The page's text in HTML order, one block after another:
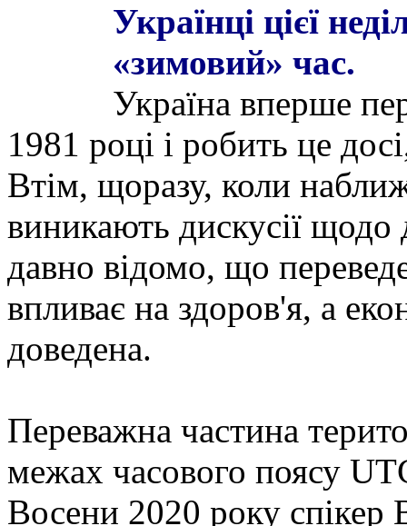
Українці цієї
«зимовий» час.
Україна вперше
1981 році і робить це
Втім, щоразу, коли
виникають дискусії щодо
давно відомо, що
впливає на здоров'я, а
доведена.
Переважна частина
межах часового поясу
Восени 2020 року спікер